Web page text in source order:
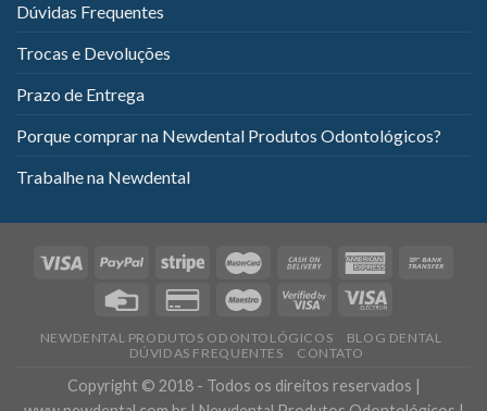
Dúvidas Frequentes
Trocas e Devoluções
Prazo de Entrega
Porque comprar na Newdental Produtos Odontológicos?
Trabalhe na Newdental
NEWDENTAL PRODUTOS ODONTOLÓGICOS
BLOG DENTAL
DÚVIDAS FREQUENTES
CONTATO
Copyright © 2018 - Todos os direitos reservados |